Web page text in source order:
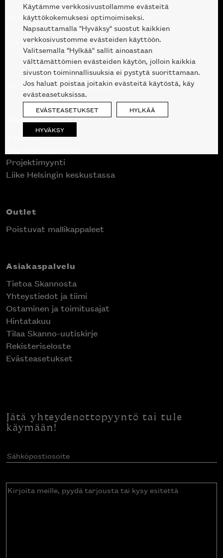
Avoinna kuluttajille ja ammattilaisille:
Erottajankatu 2, 00120 Helsinki
ma-pe 10 — 18
la 10-17
09 612 9440 |sales@skanno.fi
Skanno
Tuotteet
Projektimyynti
Liike Helsingin keskustassa
Outlet
Poistuvat mallikappaleet
Asiakaspalvelu
Tietoa Skannosta
Yhteystiedot ja tiimi
Ostaminen ja toimitusajat
Hintatakuu
Tilaa Skanno-uutiskirje
Rekisteriseloste
Evästeasetukset
Jätä yhteydenottopyyntö tai tule
käymään!
Sähköpostiosoite(Pakollinen)
Kirjoita
Käytämme verkkosivustollamme evästeitä
käyttökokemuksesi optimoimiseksi.
Napsauttamalla "Hyväksy" suostut kaikkien
verkkosivustomme evästeiden käyttöön.
Valitsemalla "Hylkää" sallit ainoastaan
välttämättömien evästeiden käytön, jolloin kaikkia
sivuston toiminnallisuuksia ei pystytä suorittamaan.
Jos haluat poistaa joitakin evästeitä käytöstä, käy
evästeasetuksissa.
EVÄSTEASETUKSET HYLKÄÄ
HYVÄKSY